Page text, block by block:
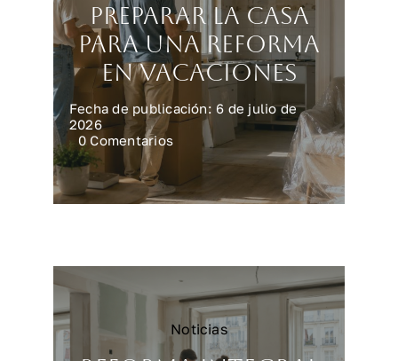
Preparar la casa
para una reforma
en vacaciones
Fecha de publicación: 6 de julio de
2026
0 Comentarioson
casa
para
vacaciones
Noticias